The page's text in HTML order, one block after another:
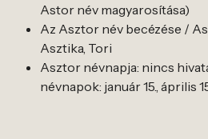
Astor név magyarosítása)
Az Asztor név becézése /
Asztika, Tori
Asztor névnapja: nincs
névnapok: január 15., április